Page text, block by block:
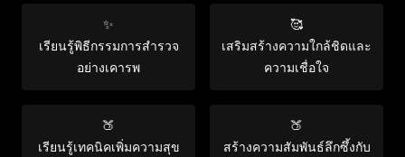
✨
เรียนรู้พิธีกรรมการสำรวจ
อย่างเคารพ
🥰
เสริมสร้างความใกล้ชิดและ
ความเชื่อใจ
🍑
เรียนรู้เทคนิคเพิ่มความสุข
🍑
สร้างความสัมพันธ์ลึกซึ้งกับ